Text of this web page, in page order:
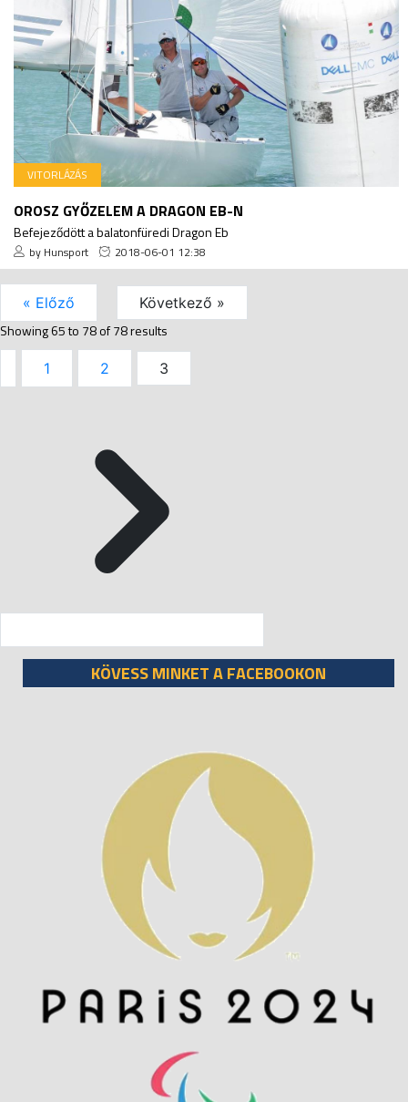
VITORLÁZÁS
OROSZ GYŐZELEM A DRAGON EB-N
Befejeződött a balatonfüredi Dragon Eb
by Hunsport 2018-06-01 12:38
« Előző Következő »
Showing65to 78of78results
1 2 3
KÖVESS MINKET A FACEBOOKON